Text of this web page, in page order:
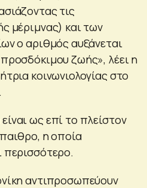
τις
μέριμνας) και των
ο αριθμός αυξάνεται
ζωής», λέει η
κοινωνιολογίας στο
ως επί το πλείστον
η οποία
περισσότερο.
αντιπροσωπεύουν